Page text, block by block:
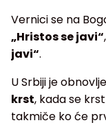
Vernici se na
„Hristos se javi“
javi“.
U Srbiji je
krst, kada se
takmiče ko će